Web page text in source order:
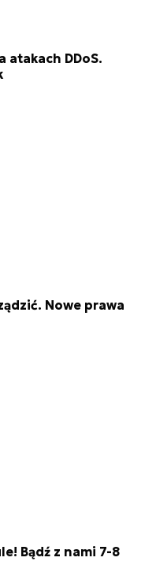
atakach DDoS.
Nowe prawa
Bądź z nami 7-8